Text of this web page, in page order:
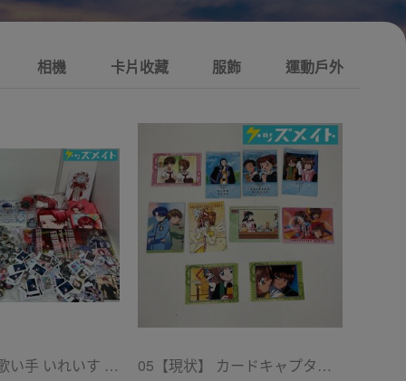
相機 卡片收藏 服飾 運動戶外
10 【現状】 歌い手 いれいす グッズ まとめ売り ぬいぐるみ バッジ・キーホルダー 紙類 他 05【現状】 カードキャプターさくら CC グッズ まとめ売り カードダス マスターズ 初版 木之本桜 少狼 他